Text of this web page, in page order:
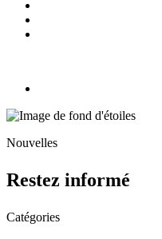
Skip
content
Nouvelles
Restez informé
Catégories